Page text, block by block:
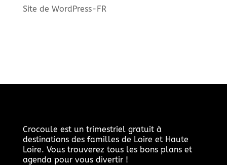
Site de WordPress-FR
Crocoule est un trimestriel gratuit à
destinations des familles de Loire et Haute
Loire. Vous trouverez tous les bons plans et
agenda pour vous divertir !